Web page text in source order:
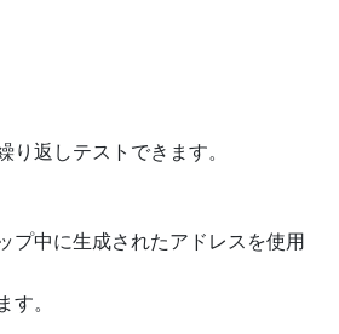
返しテストできます。
プ中に生成されたアドレスを使用
。